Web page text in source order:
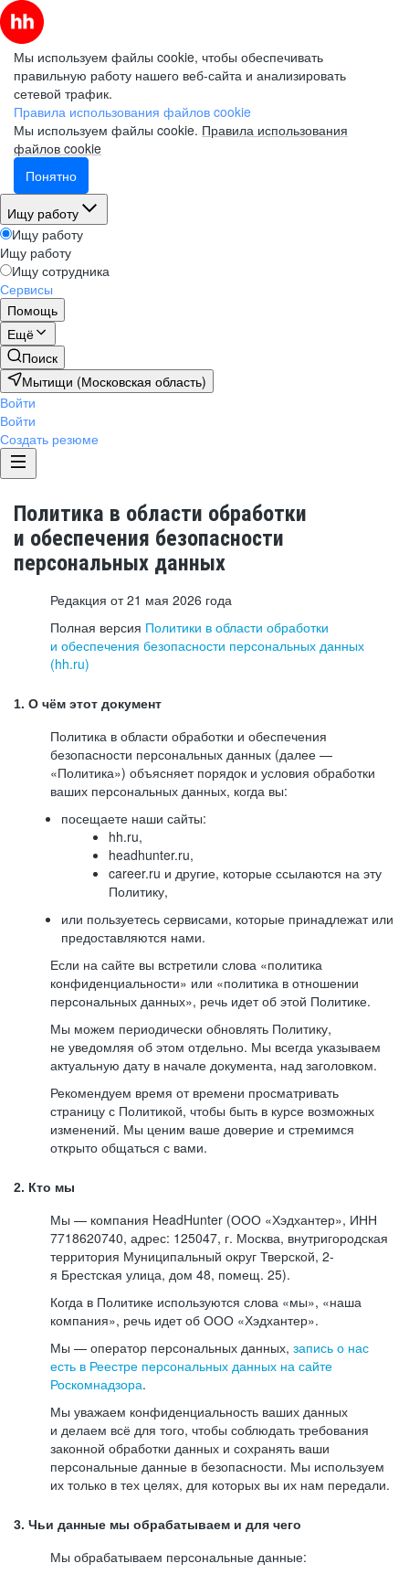
Мы используем файлы cookie, чтобы обеспечивать
правильную работу нашего веб-сайта и анализировать
сетевой трафик.
Правила использования файлов cookie
Мы используем файлы cookie. Правила использования
файлов cookie
Понятно
Ищу работу
Ищу работу
Ищу работу
Ищу сотрудника
Сервисы
Помощь
Ещё
Поиск
Мытищи (Московская область)
Войти
Войти
Создать резюме
Политика в области обработки
и обеспечения безопасности
персональных данных
Редакция от 21 мая 2026 года
Полная версия Политики в области обработки
и обеспечения безопасности персональных данных
(hh.ru)
1. О чём этот документ
Политика в области обработки и обеспечения
безопасности персональных данных (далее —
«Политика») объясняет порядок и условия обработки
ваших персональных данных, когда вы:
посещаете наши сайты:
hh.ru,
headhunter.ru,
career.ru и другие, которые ссылаются на эту
Политику,
или пользуетесь сервисами, которые принадлежат или
предоставляются нами.
Если на сайте вы встретили слова «политика
конфиденциальности» или «политика в отношении
персональных данных», речь идет об этой Политике.
Мы можем периодически обновлять Политику,
не уведомляя об этом отдельно. Мы всегда указываем
актуальную дату в начале документа, над заголовком.
Рекомендуем время от времени просматривать
страницу с Политикой, чтобы быть в курсе возможных
изменений. Мы ценим ваше доверие и стремимся
открыто общаться с вами.
2. Кто мы
Мы — компания HeadHunter (ООО «Хэдхантер», ИНН
7718620740, адрес: 125047, г. Москва, внутригородская
территория Муниципальный округ Тверской, 2-
я Брестская улица, дом 48, помещ. 25).
Когда в Политике используются слова «мы», «наша
компания», речь идет об ООО «Хэдхантер».
Мы — оператор персональных данных, запись о нас
есть в Реестре персональных данных на сайте
Роскомнадзора.
Мы уважаем конфиденциальность ваших данных
и делаем всё для того, чтобы соблюдать требования
законной обработки данных и сохранять ваши
персональные данные в безопасности. Мы используем
их только в тех целях, для которых вы их нам передали.
3. Чьи данные мы обрабатываем и для чего
Мы обрабатываем персональные данные: